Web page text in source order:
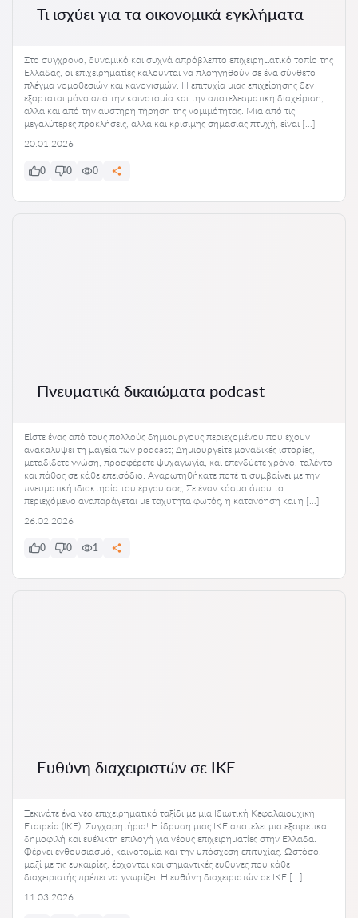
Τι ισχύει για τα οικονομικά εγκλήματα
Στο σύγχρονο, δυναμικό και συχνά απρόβλεπτο επιχειρηματικό τοπίο της
Ελλάδας, οι επιχειρηματίες καλούνται να πλοηγηθούν σε ένα σύνθετο
πλέγμα νομοθεσιών και κανονισμών. Η επιτυχία μιας επιχείρησης δεν
εξαρτάται μόνο από την καινοτομία και την αποτελεσματική διαχείριση,
αλλά και από την αυστηρή τήρηση της νομιμότητας. Μια από τις
μεγαλύτερες προκλήσεις, αλλά και κρίσιμης σημασίας πτυχή, είναι […]
20.01.2026
0 0 0
Πνευματικά δικαιώματα podcast
Είστε ένας από τους πολλούς δημιουργούς περιεχομένου που έχουν
ανακαλύψει τη μαγεία των podcast; Δημιουργείτε μοναδικές ιστορίες,
μεταδίδετε γνώση, προσφέρετε ψυχαγωγία, και επενδύετε χρόνο, ταλέντο
και πάθος σε κάθε επεισόδιο. Αναρωτηθήκατε ποτέ τι συμβαίνει με την
πνευματική ιδιοκτησία του έργου σας; Σε έναν κόσμο όπου το
περιεχόμενο αναπαράγεται με ταχύτητα φωτός, η κατανόηση και η […]
26.02.2026
0 0 1
Ευθύνη διαχειριστών σε ΙΚΕ
Ξεκινάτε ένα νέο επιχειρηματικό ταξίδι με μια Ιδιωτική Κεφαλαιουχική
Εταιρεία (ΙΚΕ); Συγχαρητήρια! Η ίδρυση μιας ΙΚΕ αποτελεί μια εξαιρετικά
δημοφιλή και ευέλικτη επιλογή για νέους επιχειρηματίες στην Ελλάδα.
Φέρνει ενθουσιασμό, καινοτομία και την υπόσχεση επιτυχίας. Ωστόσο,
μαζί με τις ευκαιρίες, έρχονται και σημαντικές ευθύνες που κάθε
διαχειριστής πρέπει να γνωρίζει. Η ευθύνη διαχειριστών σε ΙΚΕ […]
11.03.2026